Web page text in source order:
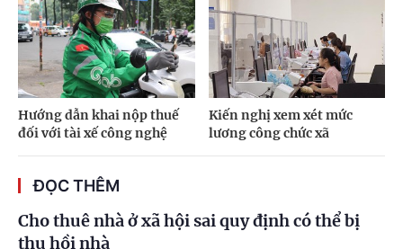
Hướng dẫn khai nộp thuế
đối với tài xế công nghệ
Kiến nghị xem xét mức
lương công chức xã
ĐỌC THÊM
Cho thuê nhà ở xã hội sai quy định có thể bị
thu hồi nhà